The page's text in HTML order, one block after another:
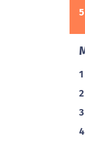
5
1
2
3
4